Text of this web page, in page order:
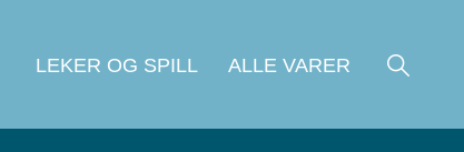
LEKER OG SPILL ALLE VARER